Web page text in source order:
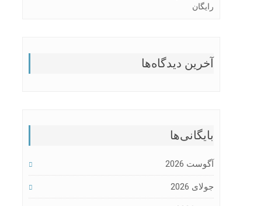
رایگان
آخرین دیدگاه‌ها
بایگانی‌ها
آگوست 2026
جولای 2026